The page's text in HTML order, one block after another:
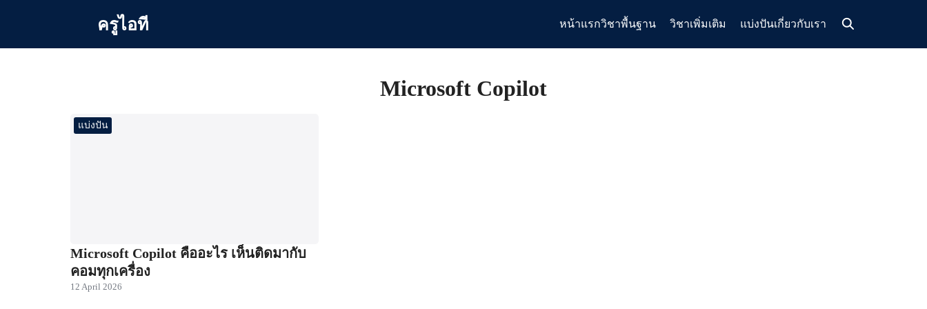
ครูไอที หน้าแรกวิชาพื้นฐาน วิชาเพิ่มเติม แบ่งปันเกี่ยวกับเรา
Microsoft Copilot
แบ่งปัน
Microsoft Copilot คืออะไร เห็นติดมากับ
คอมทุกเครื่อง
12 April 2026